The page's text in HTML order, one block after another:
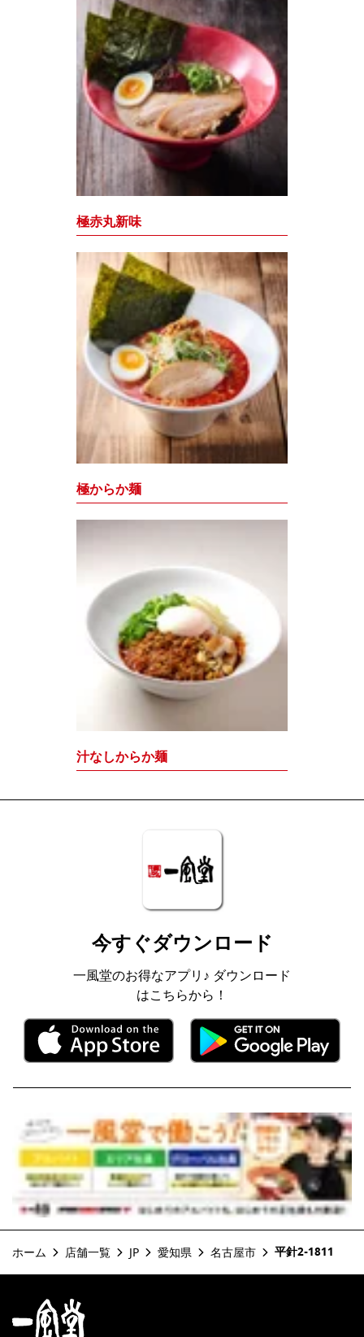
極赤丸新味
極からか麺
汁なしからか麺
今すぐダウンロード
一風堂のお得なアプリ♪ ダウンロード
はこちらから！
ホーム 店舗一覧 JP 愛知県 名古屋市 平針2-1811